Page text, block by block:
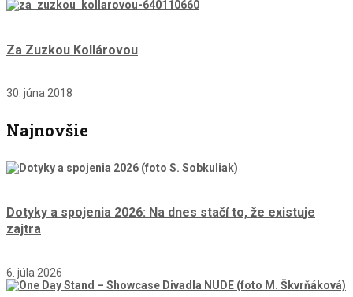
Za Zuzkou Kollárovou
30. júna 2018
Najnovšie
Dotyky a spojenia 2026: Na dnes stačí to, že existuje
zajtra
6. júla 2026